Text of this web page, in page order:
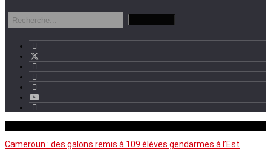
Cameroun : des galons remis à 109 élèves gendarmes à l’Est